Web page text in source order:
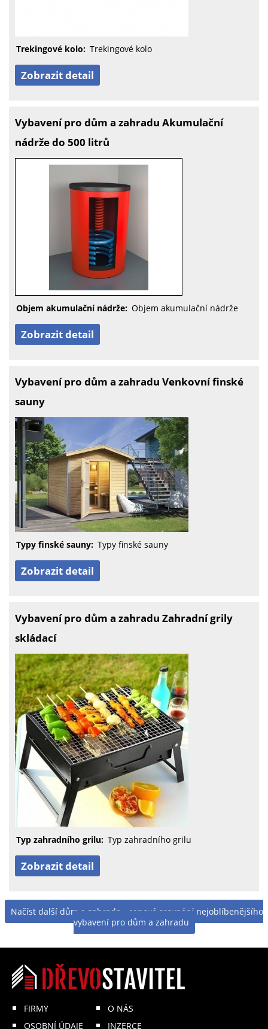
Trekingové kolo: Trekingové kolo
Zobrazit detail
Vybavení pro dům a zahradu Akumulační
nádrže do 500 litrů
Objem akumulační nádrže: Objem akumulační nádrže
Zobrazit detail
Vybavení pro dům a zahradu Venkovní finské
sauny
Typy finské sauny: Typy finské sauny
Zobrazit detail
Vybavení pro dům a zahradu Zahradní grily
skládací
Typ zahradního grilu: Typ zahradního grilu
Zobrazit detail
Načíst další dům a zahrada - cenové srovnání nejoblíbenějšího
vybavení pro dům a zahradu
FIRMY
OSOBNÍ ÚDAJE
O NÁS
INZERCE